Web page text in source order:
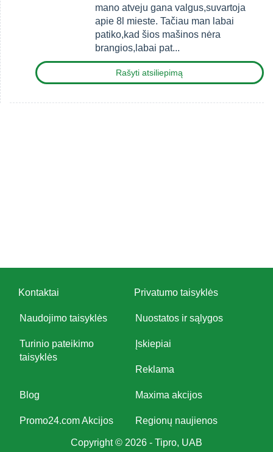
mano atveju gana valgus,suvartoja
apie 8l mieste. Tačiau man labai
patiko,kad šios mašinos nėra
brangios,labai pat...
Rašyti atsiliepimą
Kontaktai Privatumo taisyklės
Naudojimo taisyklės Nuostatos ir sąlygos
Turinio pateikimo
taisyklės
Įskiepiai
Reklama
Blog Maxima akcijos
Promo24.com Akcijos Regionų naujienos
Copyright © 2026 - Tipro, UAB